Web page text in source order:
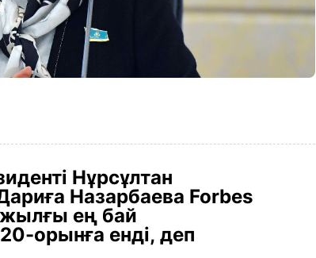
Нұрсұлтан
Назарбаева Forbes
ең бай
орынға енді, деп